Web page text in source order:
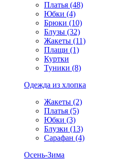
Платья (48)
Юбки (4)
Брюки (10)
Блузы (32)
Жакеты (11)
Плащи (1)
Куртки
Туники (8)
Одежда из хлопка
Жакеты (2)
Платья (5)
Юбки (3)
Блузки (13)
Сарафан (4)
Осень-Зима